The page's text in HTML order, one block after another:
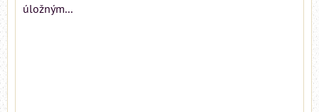
úložným...